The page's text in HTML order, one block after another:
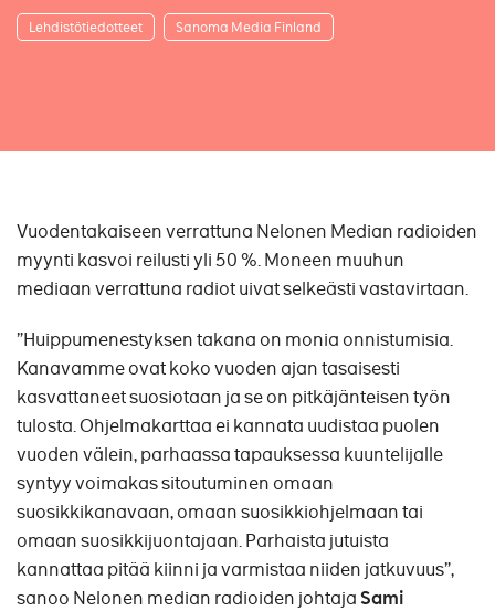
Lehdistötiedotteet Sanoma Media Finland
Vuodentakaiseen verrattuna Nelonen Median radioiden
myynti kasvoi reilusti yli 50 %. Moneen muuhun
mediaan verrattuna radiot uivat selkeästi vastavirtaan.
”Huippumenestyksen takana on monia onnistumisia.
Kanavamme ovat koko vuoden ajan tasaisesti
kasvattaneet suosiotaan ja se on pitkäjänteisen työn
tulosta. Ohjelmakarttaa ei kannata uudistaa puolen
vuoden välein, parhaassa tapauksessa kuuntelijalle
syntyy voimakas sitoutuminen omaan
suosikkikanavaan, omaan suosikkiohjelmaan tai
omaan suosikkijuontajaan. Parhaista jutuista
kannattaa pitää kiinni ja varmistaa niiden jatkuvuus”,
sanoo Nelonen median radioiden johtajaSami